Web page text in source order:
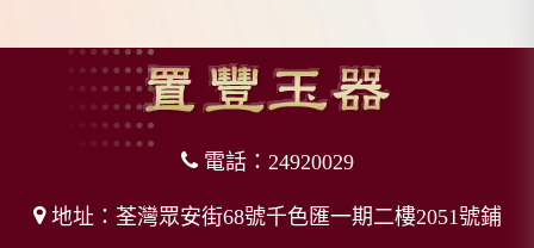
電話：24920029
地址：荃灣眾安街68號千色匯一期二樓2051號鋪